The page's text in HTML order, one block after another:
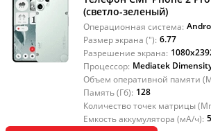
(светло-зеленый)
Операционная система:
Размер экрана ("): 6.77
Разрешение экрана:
Процессор: Mediatek
Объем оперативной памяти
Память (Гб): 128
Количество точек матрицы
Емкость аккумулятора (мА/ч):